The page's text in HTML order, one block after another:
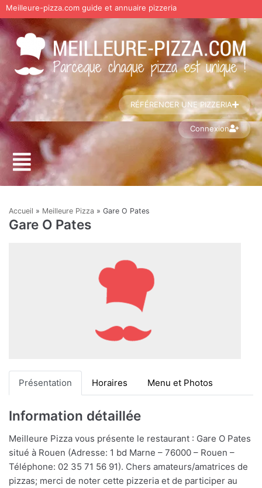
Aller
au
contenu
Meilleure-pizza.com guide et annuaire pizzeria
RÉFÉRENCER UNE PIZZERIA
Connexion
Accueil » Meilleure Pizza » Gare O Pates
Gare O Pates
Présentation Horaires Menu et Photos
Information détaillée
Meilleure Pizza vous présente le restaurant : Gare O Pates
situé à Rouen (Adresse: 1 bd Marne – 76000 – Rouen –
Téléphone: 02 35 71 56 91). Chers amateurs/amatrices de
pizzas; merci de noter cette pizzeria et de participer au